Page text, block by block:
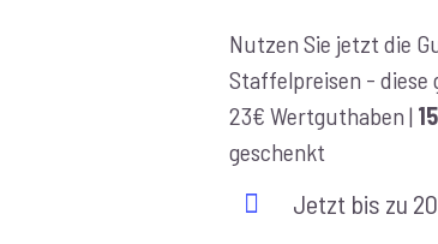
bis
Nutzen Sie jetzt die
Staffelpreisen - diese
23€ Wertguthaben |
geschenkt
Jetzt bis zu